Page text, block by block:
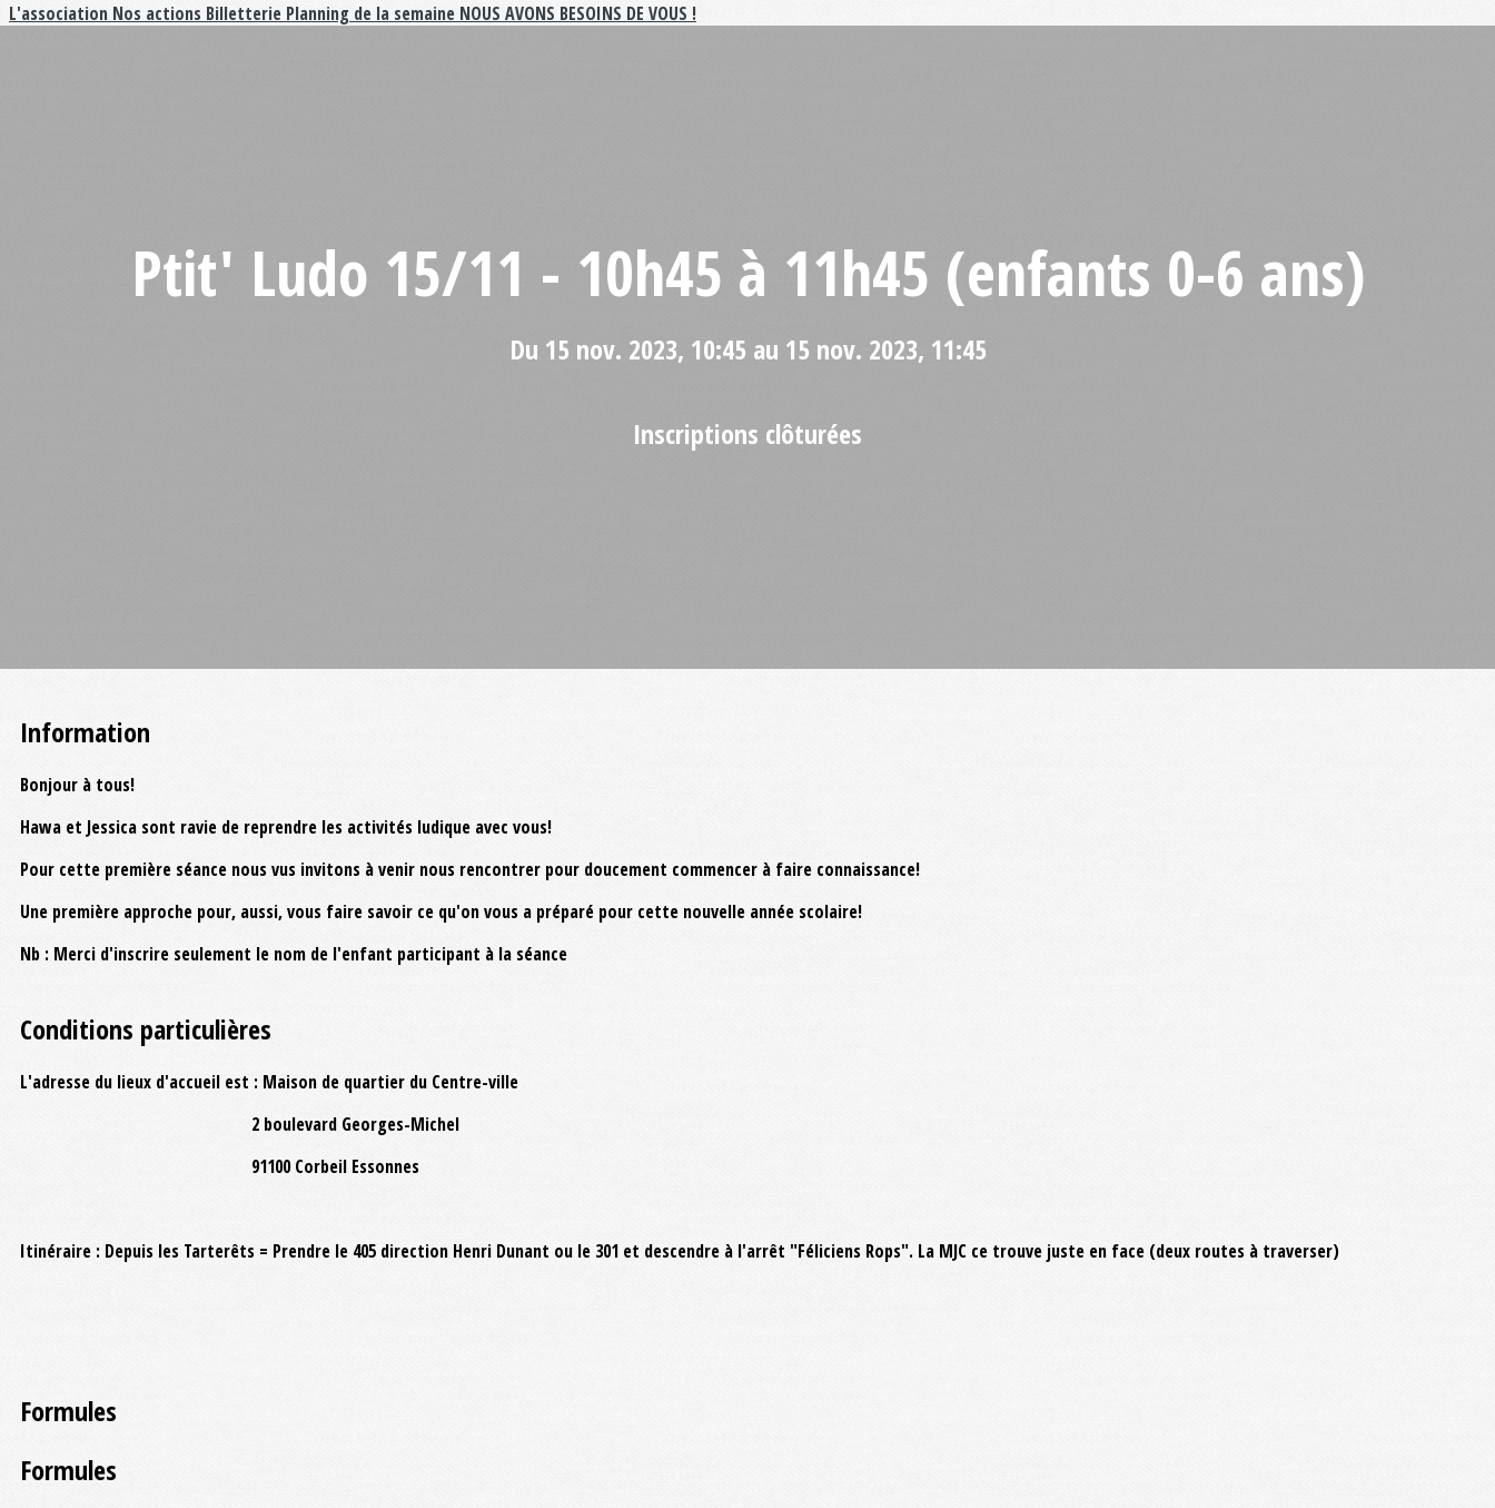
L'association Nos actions Billetterie Planning de la semaine NOUS AVONS BESOINS DE VOUS !
Ptit' Ludo 15/11 - 10h45 à 11h45 (enfants 0-6 ans)
Du 15 nov. 2023, 10:45 au 15 nov. 2023, 11:45
Inscriptions clôturées
Information
Bonjour à tous!
Hawa et Jessica sont ravie de reprendre les activités ludique avec vous!
Pour cette première séance nous vus invitons à venir nous rencontrer pour doucement commencer à faire connaissance!
Une première approche pour, aussi, vous faire savoir ce qu'on vous a préparé pour cette nouvelle année scolaire!
Nb : Merci d'inscrire seulement le nom de l'enfant participant à la séance
Conditions particulières
L'adresse du lieux d'accueil est : Maison de quartier du Centre-ville
2 boulevard Georges-Michel
91100 Corbeil Essonnes
Itinéraire : Depuis les Tarterêts = Prendre le 405 direction Henri Dunant ou le 301 et descendre à l'arrêt "Féliciens Rops". La MJC ce trouve juste en face (deux routes à traverser)
Formules
Formules